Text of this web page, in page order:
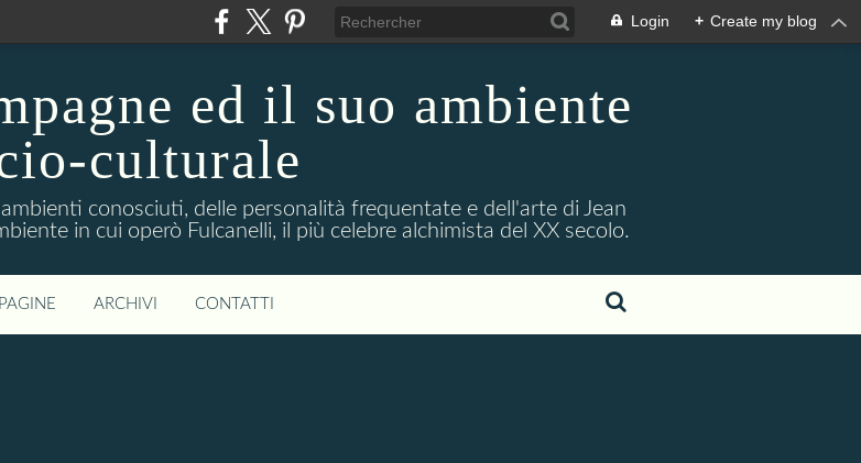
Login + Create my blog
ed il suo ambiente
culturale
conosciuti, delle personalità frequentate e dell'arte di Jean
in cui operò Fulcanelli, il più celebre alchimista del XX secolo.
PAGINE ARCHIVI CONTATTI